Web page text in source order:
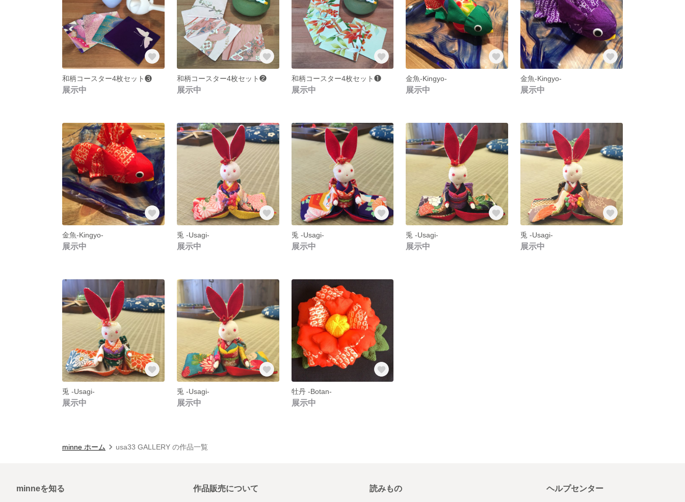
和柄コースター4枚セット❸
展示中
和柄コースター4枚セット❷
展示中
和柄コースター4枚セット❶
展示中
金魚-Kingyo-
展示中
金魚-Kingyo-
展示中
金魚-Kingyo-
展示中
兎 -Usagi-
展示中
兎 -Usagi-
展示中
兎 -Usagi-
展示中
兎 -Usagi-
展示中
兎 -Usagi-
展示中
兎 -Usagi-
展示中
牡丹 -Botan-
展示中
minne ホーム usa33 GALLERY の作品一覧
minneを知る 作品販売について 読みもの ヘルプセンター